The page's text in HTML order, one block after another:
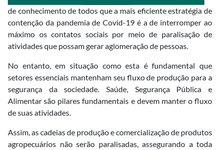
de conhecimento de todos que a mais eficiente estratégia de
contenção da pandemia de Covid-19 é a de interromper ao
máximo os contatos sociais por meio de paralisação de
atividades que possam gerar aglomeração de pessoas.
No entanto, em situação como esta é fundamental que
setores essenciais mantenham seu fluxo de produção para a
segurança da sociedade. Saúde, Segurança Pública e
Alimentar são pilares fundamentais e devem manter o fluxo
de suas atividades.
Assim, as cadeias de produção e comercialização de produtos
agropecuários não serão paralisadas, assegurando a toda